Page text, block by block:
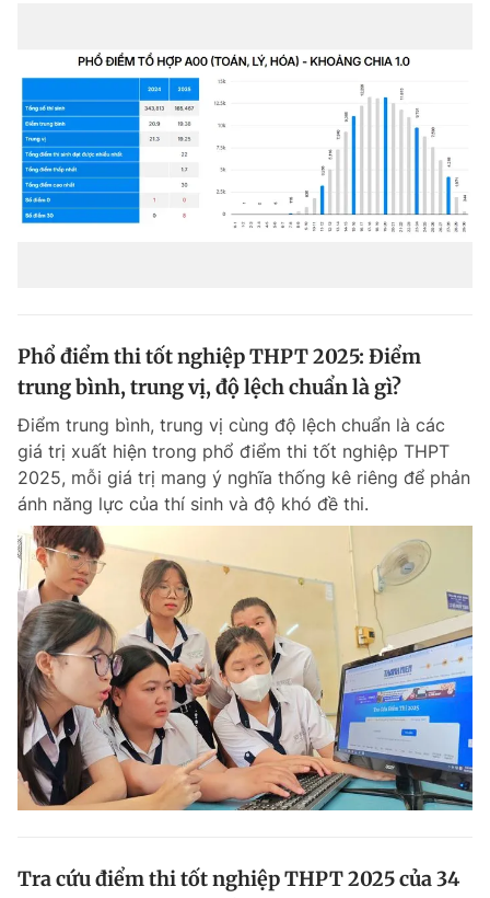
Phổ điểm thi tốt nghiệp THPT 2025: Điểm
trung bình, trung vị, độ lệch chuẩn là gì?
Điểm trung bình, trung vị cùng độ lệch chuẩn là các
giá trị xuất hiện trong phổ điểm thi tốt nghiệp THPT
2025, mỗi giá trị mang ý nghĩa thống kê riêng để phản
ánh năng lực của thí sinh và độ khó đề thi.
Tra cứu điểm thi tốt nghiệp THPT 2025 của 34